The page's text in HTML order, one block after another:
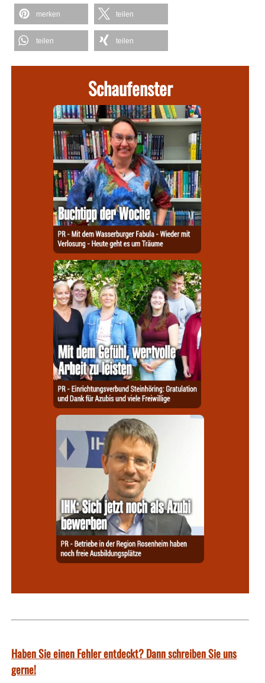
merken teilen
teilen teilen
Schaufenster
Haben Sie einen Fehler entdeckt? Dann schreiben Sie uns
gerne!